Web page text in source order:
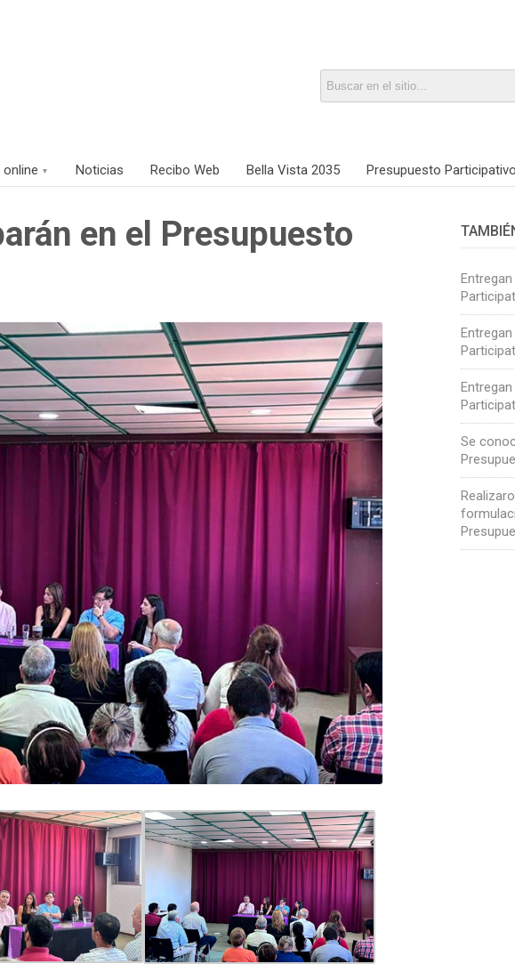
Noticias Recibo Web Bella Vista 2035 Presupuesto Participativo
en el Presupuesto
Se